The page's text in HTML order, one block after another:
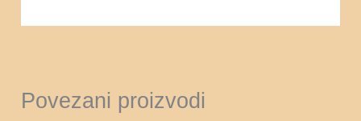
Povezani proizvodi